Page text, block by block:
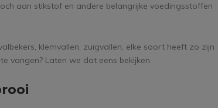
aan stikstof en andere belangrijke voedingsstoffen
klemvallen, zuigvallen, elke soort heeft zo zijn
vangen? Laten we dat eens bekijken.